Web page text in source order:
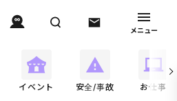
メニュー
イベント 安全/事故 お仕事